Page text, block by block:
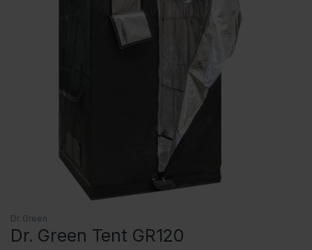
Dr. Green
Dr. Green Tent GR120